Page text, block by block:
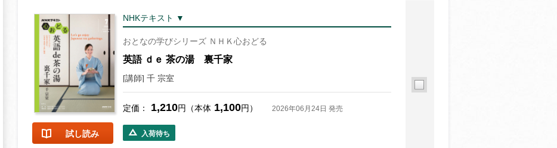
試し読み
NHKテキスト ▼
おとなの学びシリーズ ＮＨＫ心おどる
英語 ｄｅ 茶の湯 裏千家
[講師] 千 宗室
定価： 1,210円（本体 1,100円） 2026年06月24日 発売
入荷待ち